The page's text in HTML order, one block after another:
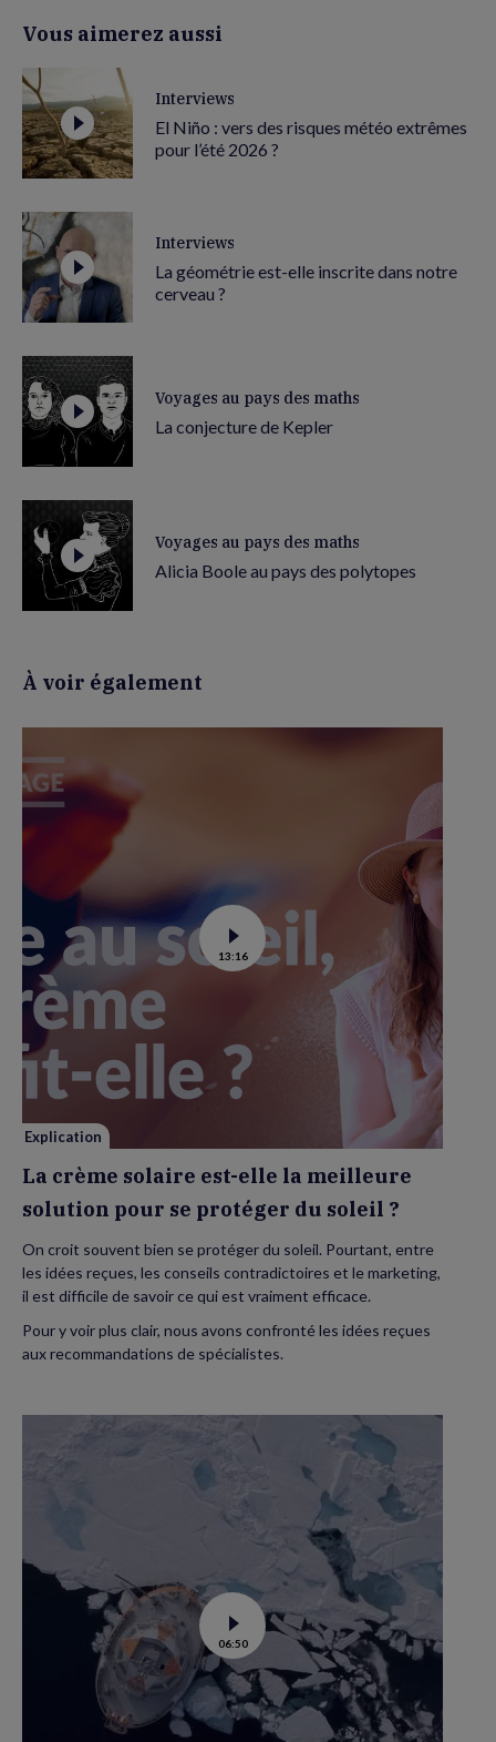
Vous aimerez aussi
Interviews
El Niño : vers des risques météo extrêmes
pour l’été 2026 ?
Interviews
La géométrie est-elle inscrite dans notre
cerveau ?
Voyages au pays des maths
La conjecture de Kepler
Voyages au pays des maths
Alicia Boole au pays des polytopes
À voir également
Voir
la
vidéo
est-
elle
la
meilleure
solution
protéger
soleil
13:16
Explication
La crème solaire est-elle la meilleure
solution pour se protéger du soleil ?
On croit souvent bien se protéger du soleil. Pourtant, entre
les idées reçues, les conseils contradictoires et le marketing,
il est difficile de savoir ce qui est vraiment efficace.
Pour y voir plus clair, nous avons confronté les idées reçues
aux recommandations de spécialistes.
Voir
la
vidéo
de
Tara
Polar
station
:
06:50